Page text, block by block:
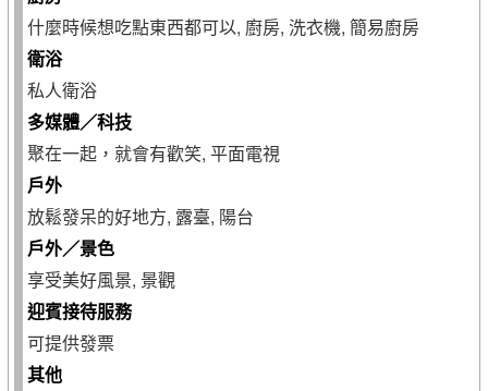
什麼時候想吃點東西都可以, 廚房, 洗衣機, 簡易廚房
衛浴
私人衛浴
多媒體／科技
聚在一起，就會有歡笑, 平面電視
戶外
放鬆發呆的好地方, 露臺, 陽台
戶外／景色
享受美好風景, 景觀
迎賓接待服務
可提供發票
其他